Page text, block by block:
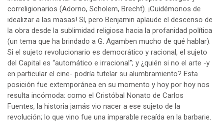
correligionarios (Adorno, Scholem, Brecht). ¡Cuidémonos de
idealizar a las masas! Sí, pero Benjamin aplaude el descenso de
la obra desde la sublimidad religiosa hacia la profanidad política
(un tema que ha brindado a G. Agamben mucho de qué hablar).
Si el sujeto revolucionario es democrático y racional, el sujeto
del Capital es “automático e irracional”; y ¿quién si no el arte -y
en particular el cine- podría tutelar su alumbramiento? Esta
posición fue extemporánea en su momento y hoy por hoy nos
resulta incómoda: como el Cristóbal Nonato de Carlos
Fuentes, la historia jamás vio nacer a ese sujeto de la
revolución; lo que vino fue una imparable recaída en la barbarie.